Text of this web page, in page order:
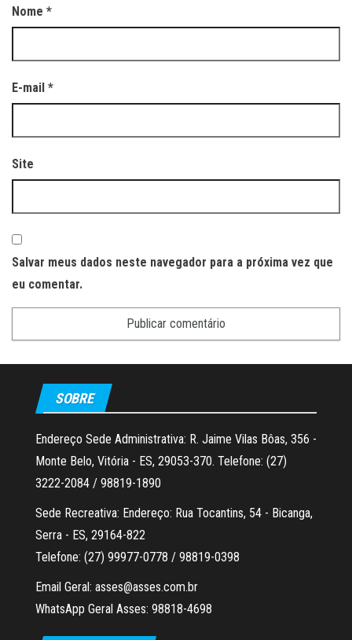
Nome *
E-mail *
Site
Salvar meus dados neste navegador para a próxima vez que
eu comentar.
SOBRE
Endereço Sede Administrativa: R. Jaime Vilas Bôas, 356 -
Monte Belo, Vitória - ES, 29053-370. Telefone: (27)
3222-2084 / 98819-1890
Sede Recreativa: Endereço: Rua Tocantins, 54 - Bicanga,
Serra - ES, 29164-822
Telefone: (27) 99977-0778 / 98819-0398
Email Geral: asses@asses.com.br
WhatsApp Geral Asses: 98818-4698